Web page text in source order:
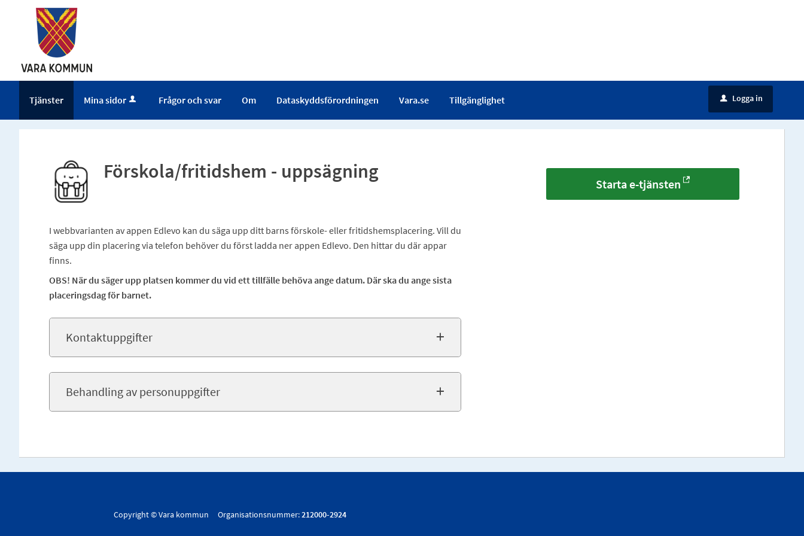
Tjänster Mina sidor Frågor och svar Om Dataskyddsförordningen Vara.se Tillgänglighet u Logga in
Förskola/fritidshem - uppsägning
I webbvarianten av appen Edlevo kan du säga upp ditt barns förskole- eller fritidshemsplacering. Vill du
säga upp din placering via telefon behöver du först ladda ner appen Edlevo. Den hittar du där appar
finns.
OBS! När du säger upp platsen kommer du vid ett tillfälle behöva ange datum. Där ska du ange sista
placeringsdag för barnet.
Kontaktuppgifter
Behandling av personuppgifter
Starta e-tjänsten
Copyright © Vara kommun Organisationsnummer:212000-2924